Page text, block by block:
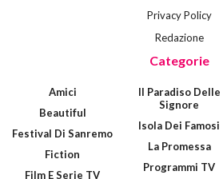
Privacy Policy
Redazione
Categorie
Amici
Beautiful
Festival Di Sanremo
Fiction
Film E Serie TV
Il Paradiso Delle
Signore
Isola Dei Famosi
La Promessa
Programmi TV